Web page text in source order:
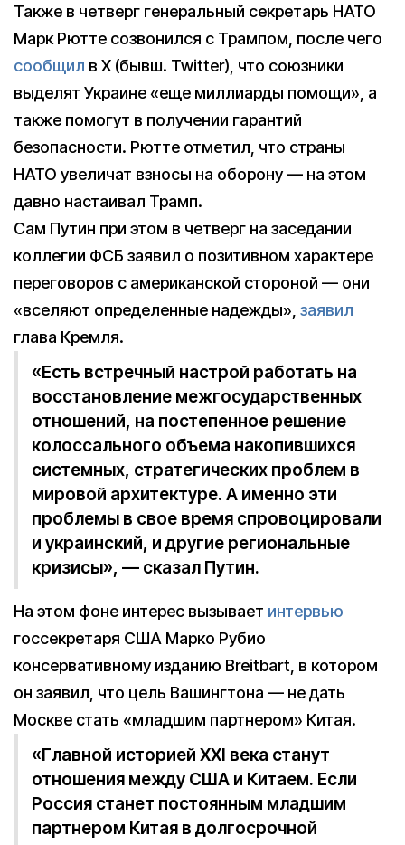
Также в четверг генеральный секретарь НАТО
Марк Рютте созвонился с Трампом, после чего
сообщил в X (бывш. Twitter), что союзники
выделят Украине «еще миллиарды помощи», а
также помогут в получении гарантий
безопасности. Рютте отметил, что страны
НАТО увеличат взносы на оборону — на этом
давно настаивал Трамп.
Сам Путин при этом в четверг на заседании
коллегии ФСБ заявил о позитивном характере
переговоров с американской стороной — они
«вселяют определенные надежды», заявил
глава Кремля.
«Есть встречный настрой работать на
восстановление межгосударственных
отношений, на постепенное решение
колоссального объема накопившихся
системных, стратегических проблем в
мировой архитектуре. А именно эти
проблемы в свое время спровоцировали
и украинский, и другие региональные
кризисы», — сказал Путин.
На этом фоне интерес вызывает интервью
госсекретаря США Марко Рубио
консервативному изданию Breitbart, в котором
он заявил, что цель Вашингтона — не дать
Москве стать «младшим партнером» Китая.
«Главной историей XXI века станут
отношения между США и Китаем. Если
Россия станет постоянным младшим
партнером Китая в долгосрочной